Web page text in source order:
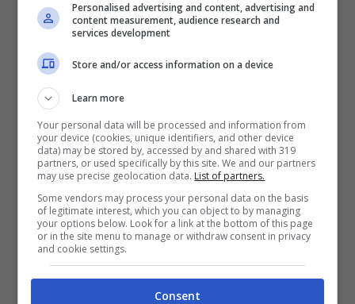
in Europa, certificato digitale UE-COVID19.
I guariti dal Covid-19 dovranno presentare
uncertificato di guarigione
oltre i 180 giorni prima del viaggio.
Attenzione, perchéle autorità maltesi non
riconoscono il nostro Green pass per
guariti. Per informazioni dettagliate
consultate il portale Viaggiare Sicuri alla
pagina su Malta:
www.viaggiaresicuri.it/country/MLT
Personalised advertising and content, advertising and
content measurement, audience research and
services development
Store and/or access information on a device
Learn more
Your personal data will be processed and information from
your device (cookies, unique identifiers, and other device
data) may be stored by, accessed by and shared with 319
partners, or used specifically by this site. We and our partners
may use precise geolocation data. List of partners.
Some vendors may process your personal data on the basis
of legitimate interest, which you can object to by managing
your options below. Look for a link at the bottom of this page
or in the site menu to manage or withdraw consent in privacy
and cookie settings.
Consent